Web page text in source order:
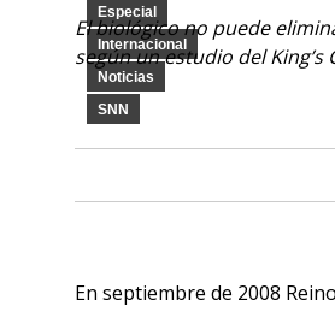
Especial
Internacional
Noticias
SNN
El biológico no puede
según un estudio del King’s
En septiembre de 2008